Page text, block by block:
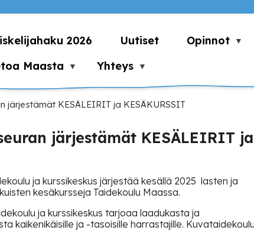
2026 Uutiset
Opinnot
Maasta
Yhteys
järjestämät KESÄLEIRIT ja KESÄKURSSIT
järjestämät KESÄLEIRIT ja
ja kurssikeskus järjestää kesällä 2025 lasten ja
kesäkursseja Taidekoulu Maassa.
ja kurssikeskus tarjoaa laadukasta ja
kaikenikäisille ja -tasoisille harrastajille.